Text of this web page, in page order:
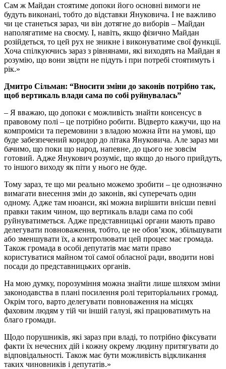
Сам ж Майдан стоятиме допоки його основні вимоги не
будуть виконані, тобто до відставки Януковича. І не важливо
чи це станеться зараз, чи він дотягне до виборів – Майдан
наполягатиме на своєму. І, навіть, якщо фізично Майдан
розійдеться, то цей рух не зникне і виконуватиме свої функції.
Хоча спілкуючись зараз з рівнянами, які виходять на Майдан я
розумію, що вони звідти не підуть і при потребі стоятимуть і
рік.»
Дмитро Сільман: “Вносити зміни до законів потрібно так,
щоб вертикаль влади сама по собі руйнувалась”
– Я вважаю, що допоки є можливість знайти консенсус в
правовому полі – це потрібно робити. Відверто кажучи, що на
компроміси та перемовини з владою можна йти на умові, що
буде забезпечений коридор до літака Януковича. Але зараз ми
бачимо, що поки що народ, напевне, до цього не зовсім
готовий. Адже Янукович розуміє, що якщо до нього прийдуть,
то іншого виходу як піти у нього не буде.
Тому зараз, те що ми реально можемо зробити – це однозначно
вимагати внесення змін до законів, які суперечать один
одному. Адже там нюанси, які можна вирішити внісши певні
правки таким чином, що вертикаль влади сама по собі
руйнуватиметься. Адже представницькі органи мають право
делегувати повноваження, тобто, це не обов’язок, збільшувати
або зменшувати їх, а контролювати цей процес має громада.
Також громада в особі депутатів має мати право
користуватися майном тої самої обласної ради, вводити нові
посади до представницьких органів.
На мою думку, порозуміння можна знайти лише шляхом зміни
законодавства в плані посилення ролі територіальних громад.
Окрім того, варто делегувати повноваження на місцях
фаховим людям у тій чи іншій галузі, які працюватимуть на
благо громади.
Щодо порушників, які зараз при владі, то потрібно фіксувати
факти їх нечесних дій і кожну окрему людину притягувати до
відповідальності. Також має бути можливість відкликання
таких чиновників і депутатів.»